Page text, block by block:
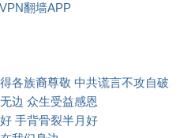
翻墙APP
各族裔尊敬 中共谎言不攻自破
边 众生受益感恩
手背骨裂半月好